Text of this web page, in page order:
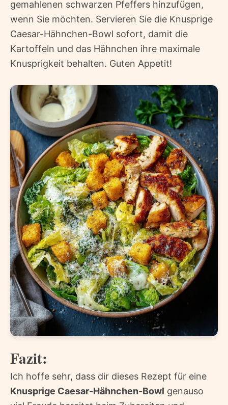
gemahlenen schwarzen Pfeffers hinzufügen,
wenn Sie möchten. Servieren Sie die Knusprige
Caesar-Hähnchen-Bowl sofort, damit die
Kartoffeln und das Hähnchen ihre maximale
Knusprigkeit behalten. Guten Appetit!
Fazit:
Ich hoffe sehr, dass dir dieses Rezept für eine
Knusprige Caesar-Hähnchen-Bowl genauso